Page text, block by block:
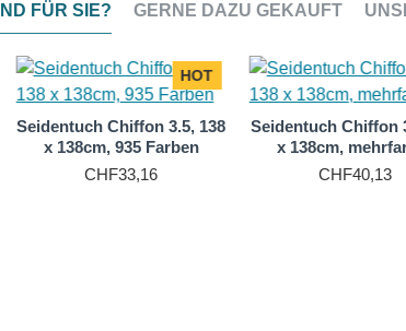
FÜR SIE? GERNE DAZU GEKAUFT
HOT
Seidentuch Chiffon 3.5, 138
x 138cm, 935 Farben
CHF33,16
Seidentuch Chiffon
x 138cm,
CHF40,13